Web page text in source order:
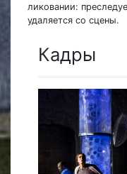
ликовании:
удаляется со сцены.
Кадры